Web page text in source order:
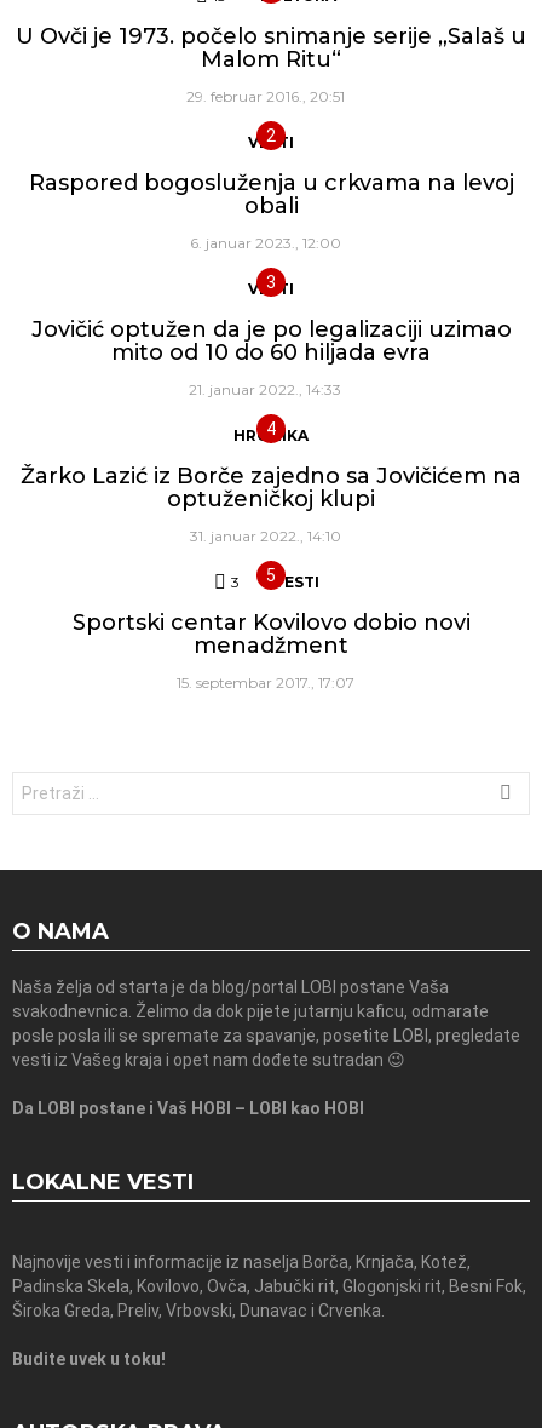
U Ovči je 1973. počelo snimanje serije „Salaš u
Malom Ritu“
29. februar 2016., 20:51
VESTI
Raspored bogosluženja u crkvama na levoj
obali
6. januar 2023., 12:00
VESTI
Jovičić optužen da je po legalizaciji uzimao
mito od 10 do 60 hiljada evra
21. januar 2022., 14:33
HRONIKA
Žarko Lazić iz Borče zajedno sa Jovičićem na
optuženičkoj klupi
31. januar 2022., 14:10
3 Komentara
VESTI
Sportski centar Kovilovo dobio novi
menadžment
15. septembar 2017., 17:07
O NAMA
Naša želja od starta je da blog/portal LOBI postane Vaša
svakodnevnica. Želimo da dok pijete jutarnju kaficu, odmarate
posle posla ili se spremate za spavanje, posetite LOBI, pregledate
vesti iz Vašeg kraja i opet nam dođete sutradan 😉
Da LOBI postane i Vaš HOBI – LOBI kao HOBI
LOKALNE VESTI
Najnovije vesti i informacije iz naselja Borča, Krnjača, Kotež,
Padinska Skela, Kovilovo, Ovča, Jabučki rit, Glogonjski rit, Besni Fok,
Široka Greda, Preliv, Vrbovski, Dunavac i Crvenka.
Budite uvek u toku!